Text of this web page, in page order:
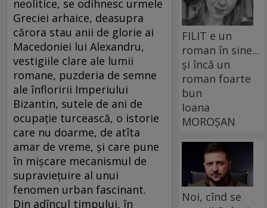
neolitice, se odihnesc urmele
Greciei arhaice, deasupra
cărora stau anii de glorie ai
Macedoniei lui Alexandru,
vestigiile clare ale lumii
romane, puzderia de semne
ale înfloririi Imperiului
Bizantin, sutele de ani de
ocupaţie turcească, o istorie
care nu doarme, de atîta
amar de vreme, şi care pune
în mişcare mecanismul de
supravieţuire al unui
fenomen urban fascinant.
Din adîncul timpului, în
FILIT e un
roman în sine...
și încă un
roman foarte
bun
Ioana
MOROȘAN
Noi, cînd se